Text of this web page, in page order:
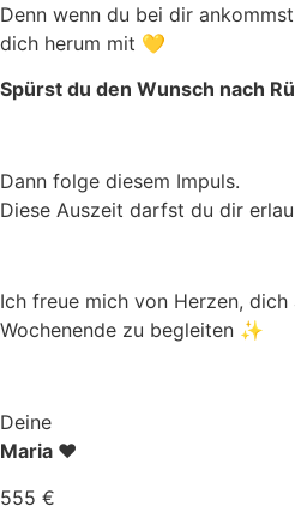
Denn wenn du bei dir
dich herum mit 💛
Spürst du den Wunsch nach
Dann folge diesem Impuls.
Diese Auszeit darfst du dir
Ich freue mich von Herzen,
Wochenende zu begleiten ✨
Deine
Maria ❤️
555 €